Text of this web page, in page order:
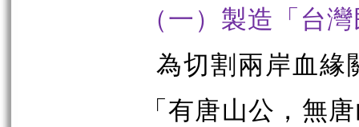
（一）製造「台
為切割兩岸血緣
「有唐山公，無